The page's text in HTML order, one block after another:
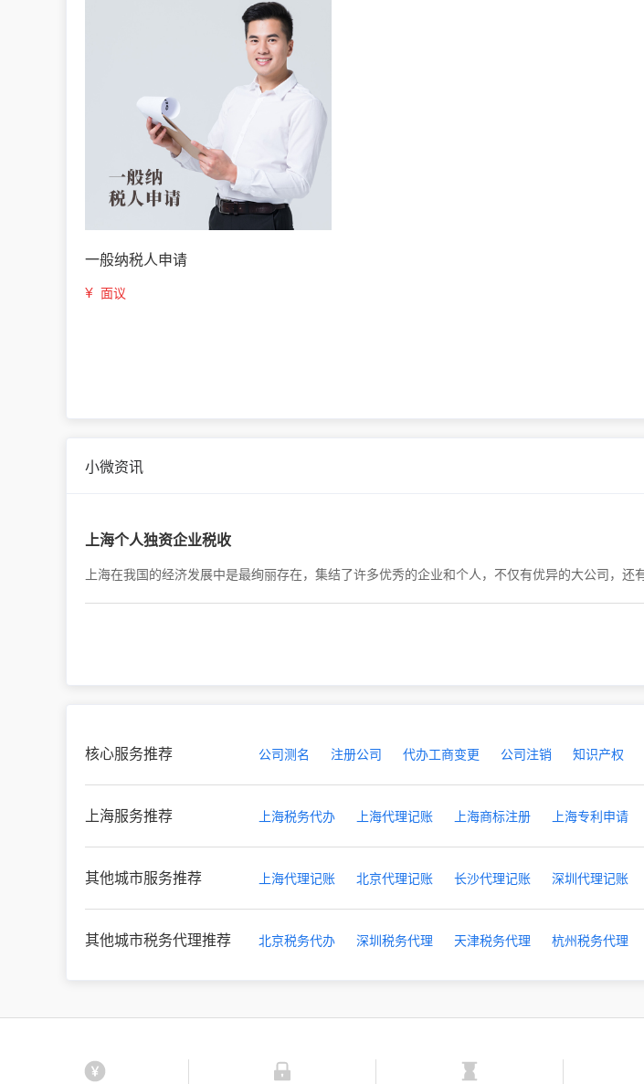
一般纳税人申请
¥ 面议
小微资讯
上海个人独资企业税收
核心服务推荐 公司测名 注册公司 代办工商变更 公司注销 知识产权
上海服务推荐 上海税务代办 上海代理记账 上海商标注册 上海专利申请
其他城市服务推荐 上海代理记账 北京代理记账 长沙代理记账 深圳代理记账
其他城市税务代理推荐 北京税务代办 深圳税务代理 天津税务代理 杭州税务代理